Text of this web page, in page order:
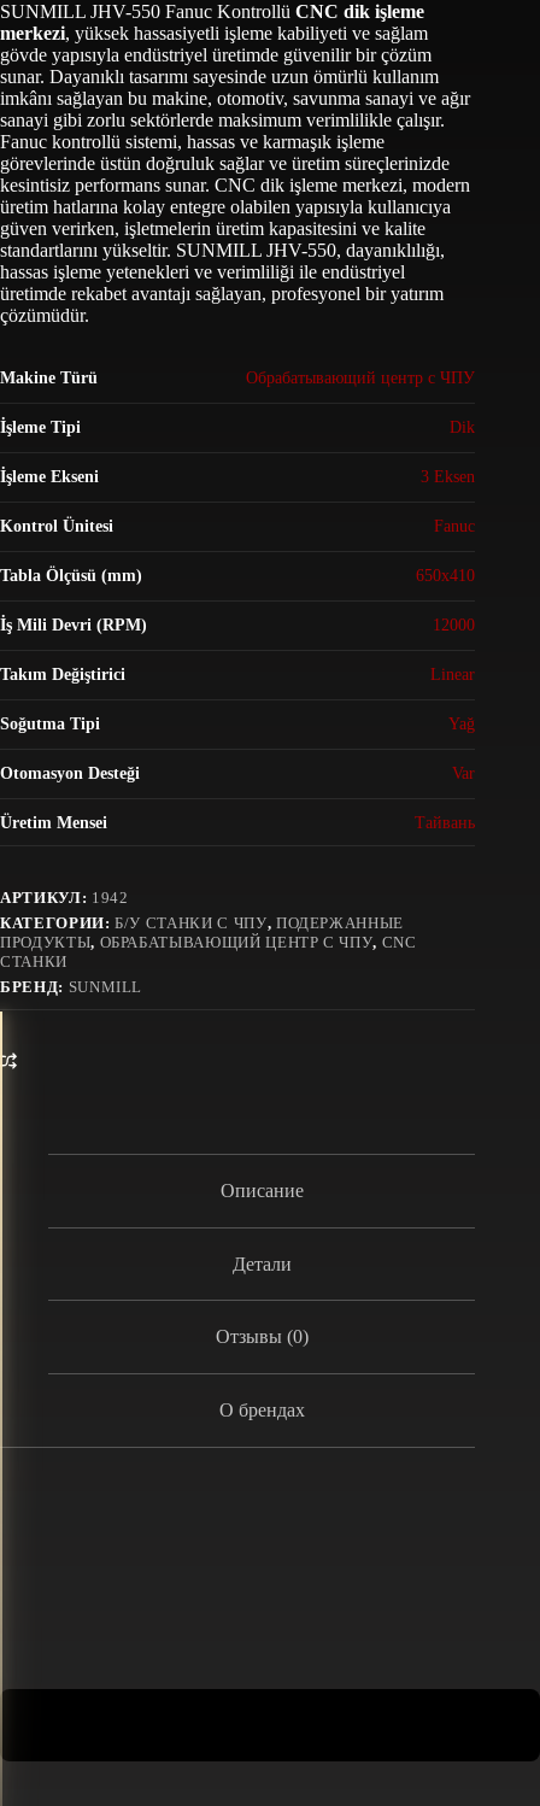
SUNMILL JHV-550 Fanuc Kontrollü CNC dik işleme
merkezi, yüksek hassasiyetli işleme kabiliyeti ve sağlam
gövde yapısıyla endüstriyel üretimde güvenilir bir çözüm
sunar. Dayanıklı tasarımı sayesinde uzun ömürlü kullanım
imkânı sağlayan bu makine, otomotiv, savunma sanayi ve ağır
sanayi gibi zorlu sektörlerde maksimum verimlilikle çalışır.
Fanuc kontrollü sistemi, hassas ve karmaşık işleme
görevlerinde üstün doğruluk sağlar ve üretim süreçlerinizde
kesintisiz performans sunar. CNC dik işleme merkezi, modern
üretim hatlarına kolay entegre olabilen yapısıyla kullanıcıya
güven verirken, işletmelerin üretim kapasitesini ve kalite
standartlarını yükseltir. SUNMILL JHV-550, dayanıklılığı,
hassas işleme yetenekleri ve verimliliği ile endüstriyel
üretimde rekabet avantajı sağlayan, profesyonel bir yatırım
çözümüdür.
Makine Türü Обрабатывающий центр с ЧПУ
İşleme Tipi Dik
İşleme Ekseni 3 Eksen
Kontrol Ünitesi Fanuc
Tabla Ölçüsü (mm) 650x410
İş Mili Devri (RPM) 12000
Takım Değiştirici Linear
Soğutma Tipi Yağ
Otomasyon Desteği Var
Üretim Mensei Тайвань
АРТИКУЛ: 1942
КАТЕГОРИИ:Б/У СТАНКИ С ЧПУ, ПОДЕРЖАННЫЕ
ПРОДУКТЫ, ОБРАБАТЫВАЮЩИЙ ЦЕНТР С ЧПУ, CNC
СТАНКИ
БРЕНД: SUNMILL
Описание
Детали
Отзывы (0)
О брендах